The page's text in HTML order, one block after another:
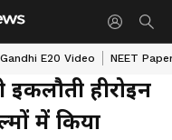
E20 Video NEET
हीरोइन
में किया